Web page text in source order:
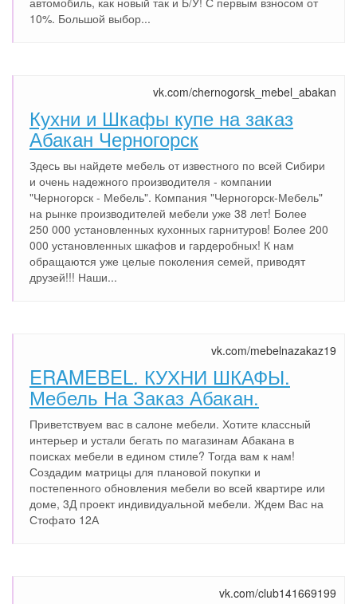
10%. Большой выбор...
vk.com/chernogorsk_mebel_abakan
Кухни и Шкафы купе на заказ
Абакан Черногорск
Здесь вы найдете мебель от известного по всей Сибири
и очень надежного производителя - компании
"Черногорск - Мебель". Компания "Черногорск-Мебель"
на рынке производителей мебели уже 38 лет! Более
250 000 установленных кухонных гарнитуров! Более 200
000 установленных шкафов и гардеробных! К нам
обращаются уже целые поколения семей, приводят
друзей!!! Наши...
vk.com/mebelnazakaz19
ERAMEBEL. КУХНИ ШКАФЫ.
Мебель На Заказ Абакан.
Приветствуем вас в салоне мебели. Хотите классный
интерьер и устали бегать по магазинам Абакана в
поисках мебели в едином стиле? Тогда вам к нам!
Создадим матрицы для плановой покупки и
постепенного обновления мебели во всей квартире или
доме, 3Д проект индивидуальной мебели. Ждем Вас на
Стофато 12А
vk.com/club141669199